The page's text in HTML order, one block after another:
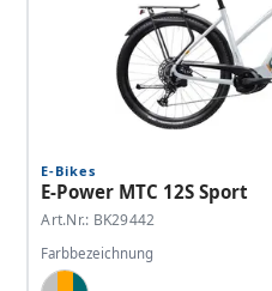
E-Bikes
E-Power MTC 12S Sport
Art.Nr.: BK29442
Farbbezeichnung